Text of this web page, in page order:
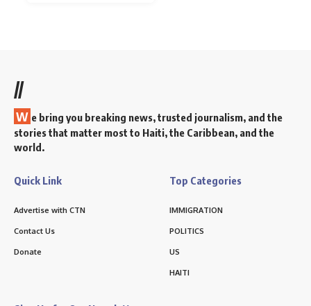
//
W e bring you breaking news, trusted journalism, and the
stories that matter most to Haiti, the Caribbean, and the
world.
Quick Link
Advertise with CTN
Contact Us
Donate
Top Categories
IMMIGRATION
POLITICS
US
HAITI